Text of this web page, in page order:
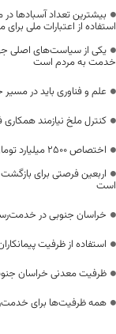
بیشترین تعداد آسبادها
استفاده از اعتبارات ملی
یکی از سیاست‌های اصلی
خدمت به مردم است
علم و فناوری باید در
کنترل ملخ نیازمند
اختصاص 2500 میلیارد تومان برای توسعه راه‌های دوبانده خراسان جنوبی
اربعین فرصتی برای
است
خراسان جنوبی در
استفاده از ظرفیت
ظرفیت معدنی خراسان
همه ظرفیت‌ها برای